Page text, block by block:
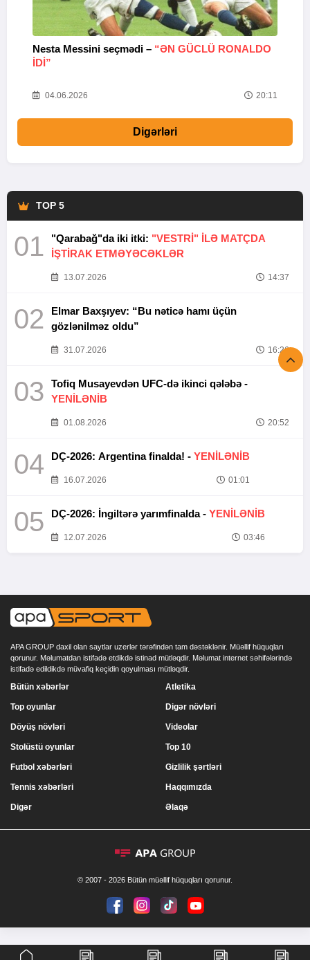
Nesta Messini seçmədi – “ƏN GÜCLÜ RONALDO
IDI”
04.06.2026 20:11
Digərləri
TOP 5
01 "Qarabağ"da iki itki: "VESTRİ" İLƏ MATÇDA
İŞTİRAK ETMƏYƏCƏKLƏR
13.07.2026 14:37
02
Elmar Baxşıyev: “Bu nəticə hamı üçün
gözlənilməz oldu”
31.07.2026 16:26
03
Tofiq Musayevdən UFC-də ikinci qələbə -
YENİLƏNİB
01.08.2026 20:52
04 DÇ-2026: Argentina finalda! - YENİLƏNİB
16.07.2026 01:01
05 DÇ-2026: İngiltərə yarımfinalda - YENİLƏNİB
12.07.2026 03:46
APA GROUP daxil olan saytlar uzerlər tərəfindən tam dəstəklənir. Müəllif hüquqları
qorunur. Məlumatdan istifadə etdikdə istinad mütləqdir. Məlumat internet səhifələrində
istifadə edildikdə müvafiq keçidin qoyulması mütləqdir.
Bütün xəbərlər
Top oyunlar
Döyüş növləri
Stolüstü oyunlar
Atletika
Digər növləri
Videolar
Top 10
Futbol xəbərləri
Tennis xəbərləri
Digər
Gizlilik şərtləri
Haqqımızda
Əlaqə
© 2007 - 2026 Bütün müəllif hüquqları qorunur.